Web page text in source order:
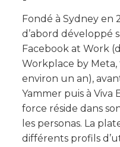
Fondé à Sydney en
d’abord développé
Facebook at Work
Workplace by Meta,
environ un an),
Yammer puis à Viva
force réside dans
les personas. La
différents profils